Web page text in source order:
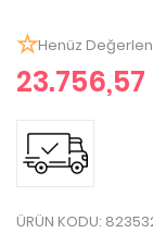
Henüz
23.756,57
ÜRÜN KODU: